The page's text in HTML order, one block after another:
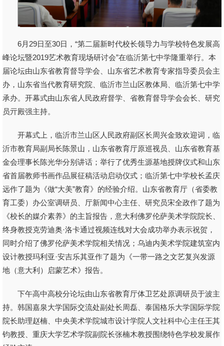
6月29日至30日，“第二届新时代校长领导力与学校特色发展高
峰论坛暨2019艺术教育现场研讨会”在临沂第七中学隆重举行。本
届论坛由山东省教育督导学会、山东省艺术教育专家指导委员会主
办，山东省当代教育研究院、临沂市兰山区教体局、临沂第七中学
承办。开幕式由山东省人民政府督学、省教育督导学会会长、研究
员亓殿强主持。
开幕式上，临沂市兰山区人民政府副区长周兴金致欢迎词，临
沂市教育局副局长陈景山，山东省教育厅原巡视员、山东省教育基
金会理事长陈光华分别讲话；举行了优秀生源基地授牌仪式和山东
省首届教师书画作品展征稿活动启动仪式；临沂第七中学校长孟庆
远作了题为《做“大美”教育》的经验介绍。山东省教育厅（省委教
育工委）办公室调研员、厅新闻中心主任、研究员宋全政作了题为
《校长的媒介素养》的主旨报告，意大利佛罗伦萨美术学院院长、
终身教授克劳迪奥·洛卡通过视频连线对大会成功举办表示祝贺，
同时介绍了佛罗伦萨美术学院相关情况；乌迪内美术学院建筑室内
设计教授玛利亚·安吉乐其亚作了题为《一带一路之文艺复兴发源
地（意大利）启蒙艺术》报告。
下午高中高校分论坛由山东省教育厅体卫艺处原调研员于波主
持。韩国嘉泉大学国际交流处副处长周磊、泰国格乐大学国际学院
院长助理赵楠、中央美术学院城市设计学院人文社科中心主任王其
钧教授、重庆大学艺术学院副院长张楠木教授围绕特色学校发展作